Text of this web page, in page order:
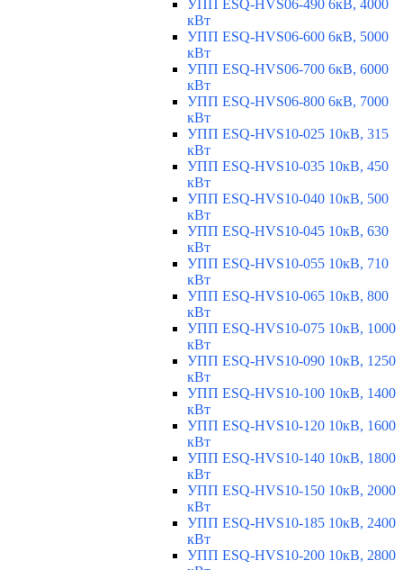
УПП ESQ-HVS06-490 6кВ, 4000
кВт
УПП ESQ-HVS06-600 6кВ, 5000
кВт
УПП ESQ-HVS06-700 6кВ, 6000
кВт
УПП ESQ-HVS06-800 6кВ, 7000
кВт
УПП ESQ-HVS10-025 10кВ, 315
кВт
УПП ESQ-HVS10-035 10кВ, 450
кВт
УПП ESQ-HVS10-040 10кВ, 500
кВт
УПП ESQ-HVS10-045 10кВ, 630
кВт
УПП ESQ-HVS10-055 10кВ, 710
кВт
УПП ESQ-HVS10-065 10кВ, 800
кВт
УПП ESQ-HVS10-075 10кВ, 1000
кВт
УПП ESQ-HVS10-090 10кВ, 1250
кВт
УПП ESQ-HVS10-100 10кВ, 1400
кВт
УПП ESQ-HVS10-120 10кВ, 1600
кВт
УПП ESQ-HVS10-140 10кВ, 1800
кВт
УПП ESQ-HVS10-150 10кВ, 2000
кВт
УПП ESQ-HVS10-185 10кВ, 2400
кВт
УПП ESQ-HVS10-200 10кВ, 2800